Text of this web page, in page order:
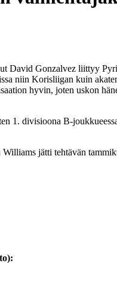
David Gonzalvez liittyy
niin Korisliigan kuin
hyvin, joten uskon
1. divisioona B-
jätti tehtävän